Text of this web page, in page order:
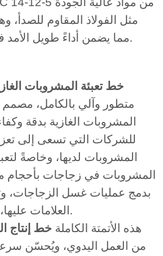
مثل الفولاذ المقاوم للصدأ،
مما يضمن أداءً طويل الأمد في بيئات الإنتاج الصعبة.
خط تعبئة المشروبات
متطور وآلي بالكامل، مصمم
المشروبات الغازية بدقة
للشركات التي تسعى إلى
المشروبات لديها، وخاصةً
المشروبات في زجاجات بأحجام
بدمج عمليات غسل الزجاجات،
العلامات عليها، في نظام واحد مبسط.
هذه الأتمتة الكاملة خط إنتاج
من العمل اليدوي، ويُحسّن سرعة